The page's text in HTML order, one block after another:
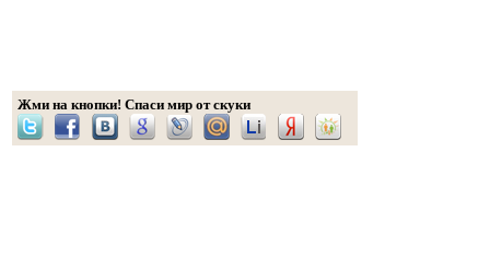
Жми на кнопки! Спаси мир от скуки